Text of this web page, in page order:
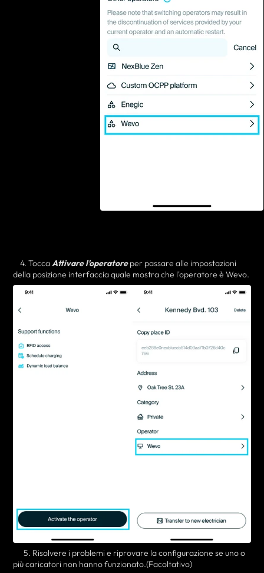
4. Tocca Attivare l'operatore per passare alle impostazioni
della posizione interfacciaquale mostra che l'operatore è Wevo.
5. Risolvere i problemi e riprovare la configurazione se uno o
più caricatori non hanno funzionato.(Facoltativo)